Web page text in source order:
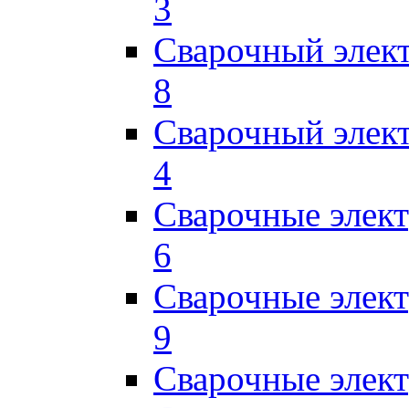
3
Сварочный
8
Сварочный
4
Сварочные
6
Сварочные
9
Сварочные